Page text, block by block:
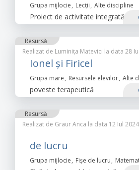
Grupa mijlocie Lecții Alte discipline
Proiect de activitate integrată
Resursă
Realizat de Luminița Matevici la data 28
Ionel și Firicel
Grupa mare Resursele elevilor Alte
poveste terapeutică
Resursă
Realizat de Graur Anca la data 12 Iul
de lucru
Grupa mijlocie Fișe de lucru